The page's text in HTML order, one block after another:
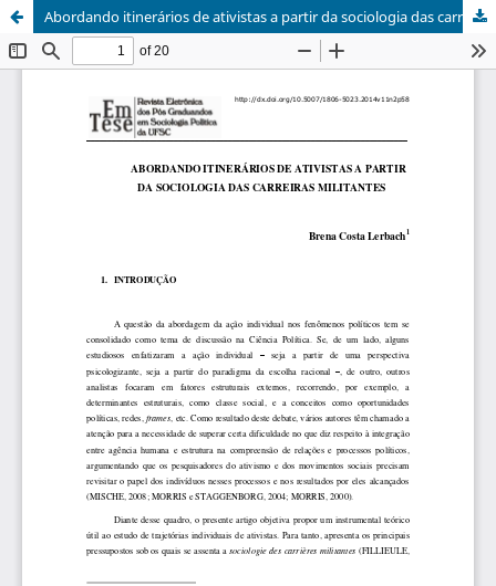
Abordando itinerários de ativistas a partir da sociologia das carreiras militantes